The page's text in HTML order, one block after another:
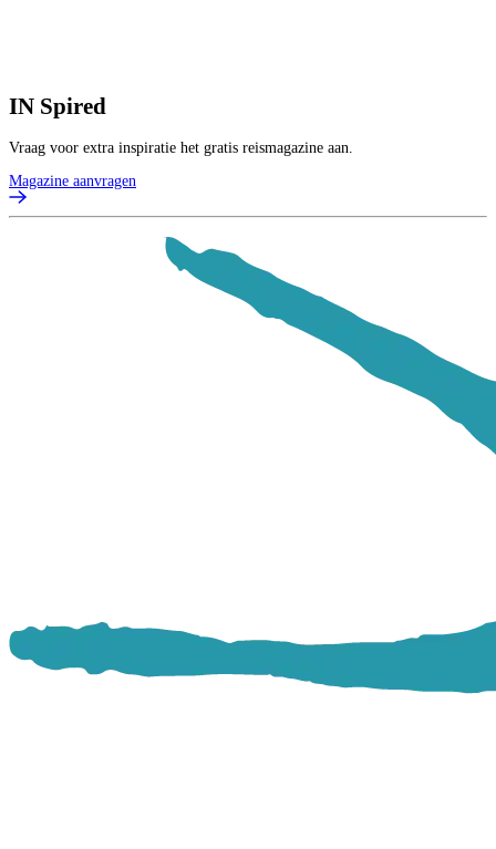
IN Spired
Vraag voor extra inspiratie het gratis reismagazine aan.
Magazine aanvragen